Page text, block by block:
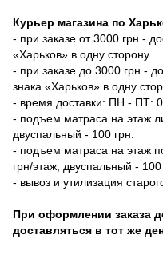
Курьер магазина по
- при заказе от 3000 грн -
«Харьков» в одну сторону
- при заказе до 3000 грн -
знака «Харьков» в одну
- время доставки: ПН - ПТ:
- подъем матраса на этаж
двуспальный - 100 грн.
- подъем матраса на этаж
грн/этаж, двуспальный - 100
- вывоз и утилизация
При оформлении заказа
доставляться в тот же